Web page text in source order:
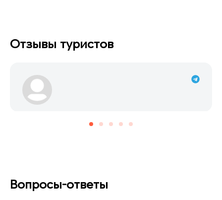
Отзывы туристов
Вопросы-ответы